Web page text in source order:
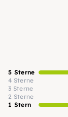
5 Sterne
4 Sterne
3 Sterne
2 Sterne
1 Stern